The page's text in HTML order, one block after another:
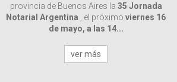
provincia de Buenos Aires la 35 Jornada
Notarial Argentina , el próximoviernes 16
de mayo, a las 14...
ver más